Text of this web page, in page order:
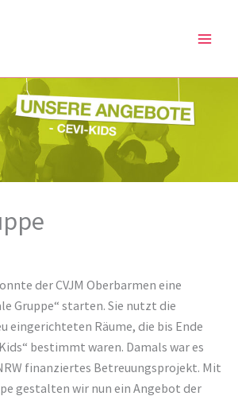
der CVJM Oberbarmen eine
Gruppe“ starten. Sie nutzt die
eingerichteten Räume, die bis Ende
bestimmt waren. Damals war es
finanziertes Betreuungsprojekt. Mit
gestalten wir nun ein Angebot der